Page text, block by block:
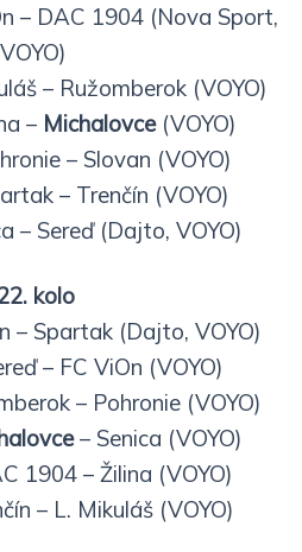
– DAC 1904 (Nova Sport,
VOYO)
– Ružomberok (VOYO)
– Michalovce (VOYO)
– Slovan (VOYO)
– Trenčín (VOYO)
– Sereď (Dajto, VOYO)
kolo
– Spartak (Dajto, VOYO)
– FC ViOn (VOYO)
– Pohronie (VOYO)
– Senica (VOYO)
1904 – Žilina (VOYO)
– L. Mikuláš (VOYO)